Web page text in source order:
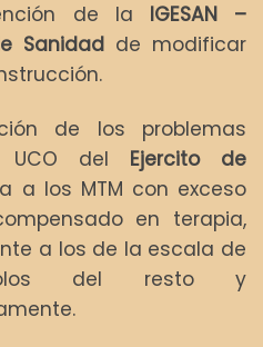
de la IGESAN –
Sanidad de modificar
de los problemas
UCO del Ejercito de
a los MTM con exceso
en terapia,
a los de la escala de
del resto y